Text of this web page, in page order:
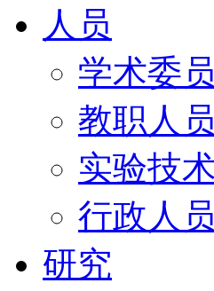
人员
学术委
教职人员
实验技
行政人员
研究